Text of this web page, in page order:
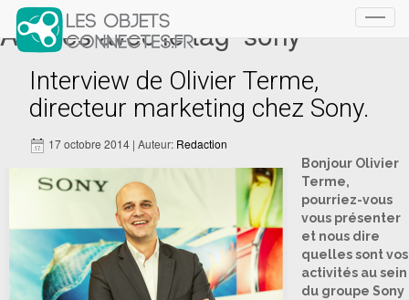
Articles avec le tag ‘sony’
Interview de Olivier Terme,
directeur marketing chez Sony.
17 octobre 2014 | Auteur: Redaction
Bonjour Olivier
Terme,
pourriez-vous
vous présenter
et nous dire
quelles sont vos
activités au sein
du groupe Sony